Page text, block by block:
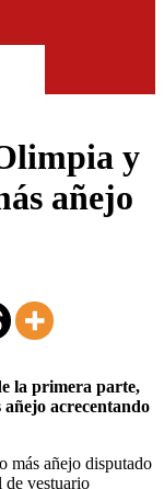
y
añejo
acrecentando
más añejo disputado
de vestuario